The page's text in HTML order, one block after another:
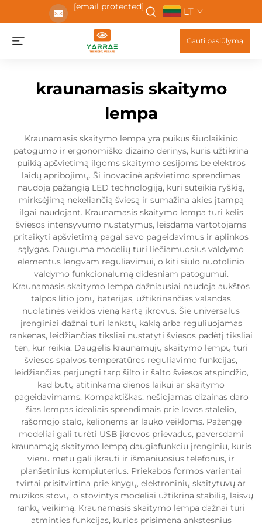
[email protected] LT
Gauti pasiūlymą
kraunamasis skaitymo
lempa
Kraunamasis skaitymo lempa yra puikus šiuolaikinio
patogumo ir ergonomiško dizaino derinys, kuris užtikrina
puikią apšvietimą ilgoms skaitymo sesijoms be elektros
laidų apribojimų. Ši inovacinė apšvietimo sprendimas
naudoja pažangią LED technologiją, kuri suteikia ryškią,
mirksėjimą nekeliančią šviesą ir sumažina akies įtampą
ilgai naudojant. Kraunamasis skaitymo lempa turi kelis
šviesos intensyvumo nustatymus, leisdama vartotojams
pritaikyti apšvietimą pagal savo pageidavimus ir aplinkos
sąlygas. Dauguma modelių turi liečiamuosius valdymo
elementus lengvam reguliavimui, o kiti siūlo nuotolinio
valdymo funkcionalumą didesniam patogumui.
Kraunamasis skaitymo lempa dažniausiai naudoja aukštos
talpos litio jonų baterijas, užtikrinančias valandas
nuolatinės veiklos vieną kartą įkrovus. Šie universalūs
įrenginiai dažnai turi lankstų kaklą arba reguliuojamas
rankenas, leidžiančias tiksliai nustatyti šviesos padėtį tiksliai
ten, kur reikia. Daugelis kraunamųjų skaitymo lempų turi
šviesos spalvos temperatūros reguliavimo funkcijas,
leidžiančias perjungti tarp šilto ir šalto šviesos atspindžio,
kad būtų atitinkama dienos laikui ar skaitymo
pageidavimams. Kompaktiškas, nešiojamas dizainas daro
šias lempas idealiais sprendimais prie lovos stalelio,
rašomojo stalo, kelionėms ar lauko veikloms. Pažengę
modeliai gali turėti USB įkrovos prievadus, paversdami
kraunamąją skaitymo lempą daugiafunkciu įrenginiu, kuris
vienu metu gali įkrauti ir išmaniuosius telefonus, ir
planšetinius kompiuterius. Priekabos formos variantai
tvirtai prisitvirtina prie knygų, elektroninių skaitytuvų ar
muzikos stovų, o stovintys modeliai užtikrina stabilią, laisvų
rankų veikimą. Kraunamasis skaitymo lempa dažnai turi
atminties funkcijas, kurios prisimena ankstesnius